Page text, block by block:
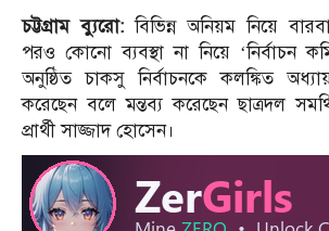
চট্টগ্রাম ব্যুরো: বিভিন্ন অনিয়ম নিয়ে
পরও কোনো ব্যবস্থা না নিয়ে ‘নির্বাচন
অনুষ্ঠিত চাকসু নির্বাচনকে কলঙ্কিত
করেছেন বলে মন্তব্য করেছেন ছাত্রদল
প্রার্থী সাজ্জাদ হোসেন।